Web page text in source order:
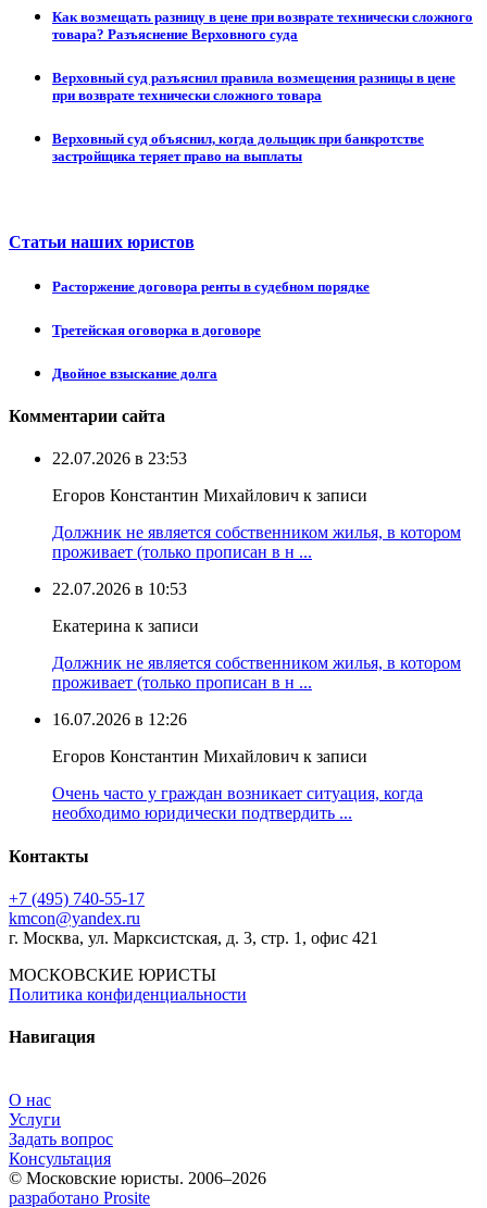
Как возмещать разницу в цене при возврате технически сложного
товара? Разъяснение Верховного суда
Верховный суд разъяснил правила возмещения разницы в цене
при возврате технически сложного товара
Верховный суд объяснил, когда дольщик при банкротстве
застройщика теряет право на выплаты
Статьи наших юристов
Расторжение договора ренты в судебном порядке
Третейская оговорка в договоре
Двойное взыскание долга
Комментарии сайта
22.07.2026 в 23:53
Егоров Константин Михайлович к записи
Должник не является собственником жилья, в котором
проживает (только прописан в н ...
22.07.2026 в 10:53
Екатерина к записи
Должник не является собственником жилья, в котором
проживает (только прописан в н ...
16.07.2026 в 12:26
Егоров Константин Михайлович к записи
Очень часто у граждан возникает ситуация, когда
необходимо юридически подтвердить ...
Контакты
+7 (495) 740‑55‑17
kmcon@yandex.ru
г. Москва, ул. Марксистская, д. 3, стр. 1, офис 421
МОСКОВСКИЕ ЮРИСТЫ
Политика конфиденциальности
Навигация
О нас
Услуги
Задать вопрос
Консультация
© Московские юристы. 2006–2026
разработано Prosite